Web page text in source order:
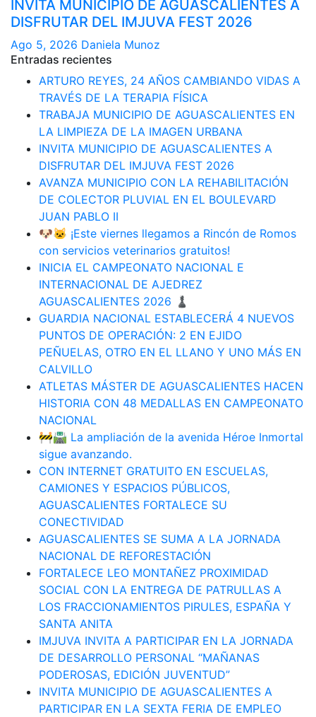
INVITA MUNICIPIO DE AGUASCALIENTES A
DISFRUTAR DEL IMJUVA FEST 2026
Ago 5, 2026 Daniela Munoz
Entradas recientes
ARTURO REYES, 24 AÑOS CAMBIANDO VIDAS A
TRAVÉS DE LA TERAPIA FÍSICA
TRABAJA MUNICIPIO DE AGUASCALIENTES EN
LA LIMPIEZA DE LA IMAGEN URBANA
INVITA MUNICIPIO DE AGUASCALIENTES A
DISFRUTAR DEL IMJUVA FEST 2026
AVANZA MUNICIPIO CON LA REHABILITACIÓN
DE COLECTOR PLUVIAL EN EL BOULEVARD
JUAN PABLO II
🐶🐱 ¡Este viernes llegamos a Rincón de Romos
con servicios veterinarios gratuitos!
INICIA EL CAMPEONATO NACIONAL E
INTERNACIONAL DE AJEDREZ
AGUASCALIENTES 2026 ♟️
GUARDIA NACIONAL ESTABLECERÁ 4 NUEVOS
PUNTOS DE OPERACIÓN: 2 EN EJIDO
PEÑUELAS, OTRO EN EL LLANO Y UNO MÁS EN
CALVILLO
ATLETAS MÁSTER DE AGUASCALIENTES HACEN
HISTORIA CON 48 MEDALLAS EN CAMPEONATO
NACIONAL
🚧🛣️ La ampliación de la avenida Héroe Inmortal
sigue avanzando.
CON INTERNET GRATUITO EN ESCUELAS,
CAMIONES Y ESPACIOS PÚBLICOS,
AGUASCALIENTES FORTALECE SU
CONECTIVIDAD
AGUASCALIENTES SE SUMA A LA JORNADA
NACIONAL DE REFORESTACIÓN
FORTALECE LEO MONTAÑEZ PROXIMIDAD
SOCIAL CON LA ENTREGA DE PATRULLAS A
LOS FRACCIONAMIENTOS PIRULES, ESPAÑA Y
SANTA ANITA
IMJUVA INVITA A PARTICIPAR EN LA JORNADA
DE DESARROLLO PERSONAL “MAÑANAS
PODEROSAS, EDICIÓN JUVENTUD”
INVITA MUNICIPIO DE AGUASCALIENTES A
PARTICIPAR EN LA SEXTA FERIA DE EMPLEO